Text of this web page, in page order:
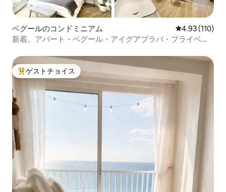
ベグールのコンドミニアム レビュー110
4.93 (110)
新着。アパート・ベグール・アイグアブラバ・プライベー
大好評のゲストチョイスです。
ゲストチョイス